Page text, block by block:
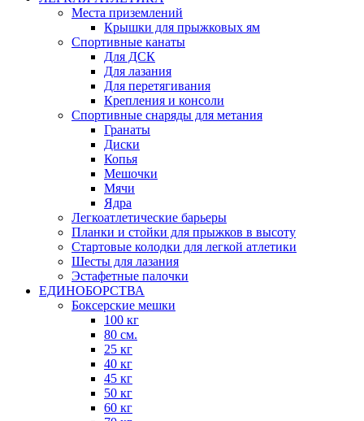
Места приземлений
Крышки для прыжковых ям
Спортивные канаты
Для ДСК
Для лазания
Для перетягивания
Крепления и консоли
Спортивные снаряды для метания
Гранаты
Диски
Копья
Мешочки
Мячи
Ядра
Легкоатлетические барьеры
Планки и стойки для прыжков в высоту
Стартовые колодки для легкой атлетики
Шесты для лазания
Эстафетные палочки
ЕДИНОБОРСТВА
Боксерские мешки
100 кг
80 см.
25 кг
40 кг
45 кг
50 кг
60 кг